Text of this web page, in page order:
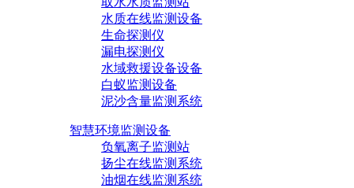
水质在线监测设备
生命探测仪
漏电探测仪
水域救援设备设备
白蚁监测设备
泥沙含量监测系统
智慧环境监测设备
负氧离子监测站
扬尘在线监测系统
油烟在线监测系统